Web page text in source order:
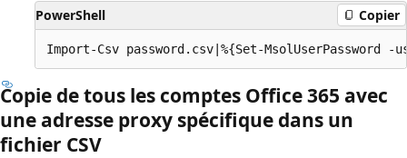
PowerShell Copier
Copie de tous les comptes Office 365 avec
une adresse proxy spécifique dans un
fichier CSV